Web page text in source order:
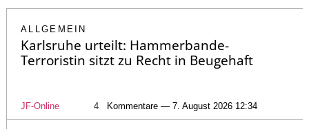
ALLGEMEIN
Karlsruhe urteilt: Hammerbande-
Terroristin sitzt zu Recht in Beugehaft
JF-Online 4 Kommentare — 7. August 2026 12:34